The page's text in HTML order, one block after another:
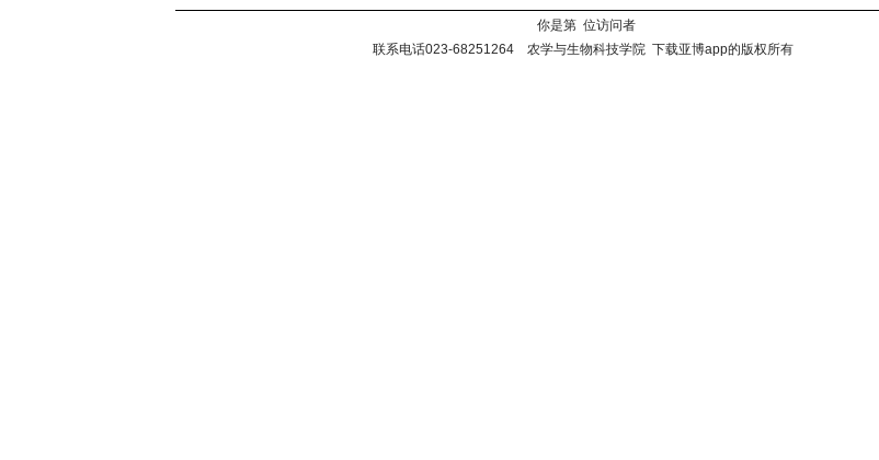
你是第 位访问者
联系电话023-68251264 农学与生物科技学院 下载亚博app的版权所有